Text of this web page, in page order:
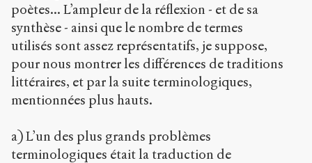
poètes... L’ampleur de la réflexion - et de sa
synthèse - ainsi que le nombre de termes
utilisés sont assez représentatifs, je suppose,
pour nous montrer les différences de traditions
littéraires, et par la suite terminologiques,
mentionnées plus hauts.
a) L’un des plus grands problèmes
terminologiques était la traduction de